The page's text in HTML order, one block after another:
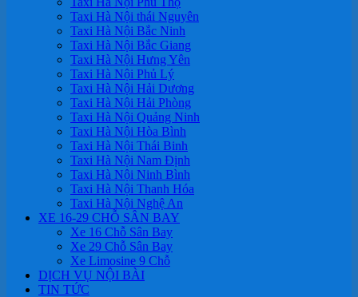
Taxi Hà Nội thái Nguyên
Taxi Hà Nội Bắc Ninh
Taxi Hà Nội Bắc Giang
Taxi Hà Nội Hưng Yên
Taxi Hà Nội Phủ Lý
Taxi Hà Nội Hải Dương
Taxi Hà Nội Hải Phòng
Taxi Hà Nội Quảng Ninh
Taxi Hà Nội Hòa Bình
Taxi Hà Nội Thái Binh
Taxi Hà Nội Nam Định
Taxi Hà Nội Ninh Bình
Taxi Hà Nội Thanh Hóa
Taxi Hà Nội Nghệ An
XE 16-29 CHỖ SÂN BAY
Xe 16 Chỗ Sân Bay
Xe 29 Chỗ Sân Bay
Xe Limosine 9 Chỗ
DỊCH VỤ NỘI BÀI
TIN TỨC